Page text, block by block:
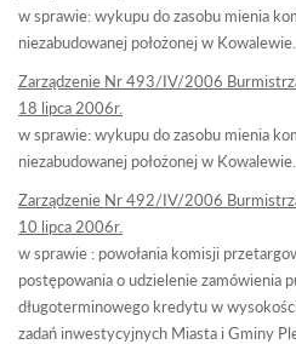
w sprawie: wykupu do zasobu mienia
niezabudowanej położonej w Kowalewie.
Zarządzenie Nr 493/IV/2006
18 lipca 2006r.
w sprawie: wykupu do zasobu mienia
niezabudowanej położonej w Kowalewie.
Zarządzenie Nr 492/IV/2006
10 lipca 2006r.
w sprawie : powołania komisji
postępowania o udzielenie zamówienia
długoterminowego kredytu w
zadań inwestycyjnych Miasta i Gminy